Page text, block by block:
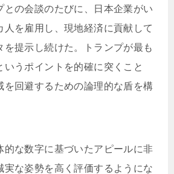
との会談のたびに、日本企業がい
人を雇用し、現地経済に貢献して
を提示し続けた。トランプが最も
いうポイントを的確に突くこと
を回避するための論理的な盾を構
的な数字に基づいたアピールに非
実な姿勢を高く評価するようにな